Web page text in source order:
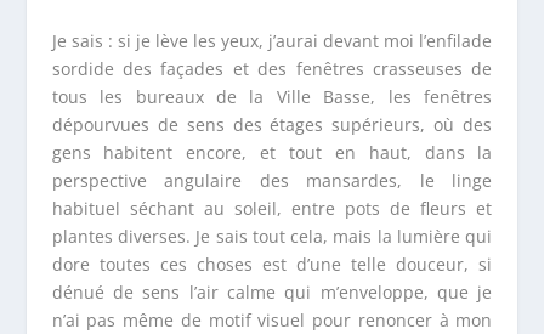
Je sais : si je lève les yeux, j’aurai devant moi l’enfilade
sordide des façades et des fenêtres crasseuses de
tous les bureaux de la Ville Basse, les fenêtres
dépourvues de sens des étages supérieurs, où des
gens habitent encore, et tout en haut, dans la
perspective angulaire des mansardes, le linge
habituel séchant au soleil, entre pots de fleurs et
plantes diverses. Je sais tout cela, mais la lumière qui
dore toutes ces choses est d’une telle douceur, si
dénué de sens l’air calme qui m’enveloppe, que je
n’ai pas même de motif visuel pour renoncer à mon